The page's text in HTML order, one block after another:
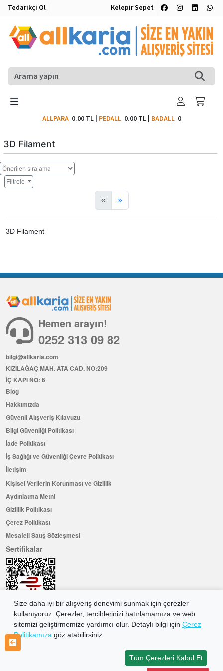
Tedarikçi Ol Kelepir Sepet
ALLPARA 0.00 TL| PEDALL 0.00 TL| BADALL0
3D Filament
Filtrele
« »
3D Filament
Size daha iyi bir alışveriş deneyimi sunmak için çerezler
kullanıyoruz. Çerezler, tercihlerinizi hatırlamamıza ve web
sitemizi geliştirmemize yardımcı olur. Detaylı bilgi için Çerez
Politikamıza göz atabilirsiniz.
Tüm Çerezleri Kabul Et
Hemen arayın!
0252 313 09 82
bilgi@allkaria.com
KIZILAĞAÇ MAH. ATA CAD. NO:209
İÇ KAPI NO: 6
Blog
Hakkımızda
Güvenli Alışveriş Kılavuzu
Bilgi Güvenliği Politikası
İade Politikası
İş Sağlığı ve Güvenliği Çevre Politikası
İletişim
Kişisel Verilerin Korunması ve Gizlilik
Aydınlatma Metni
Gizlilik Politikası
Çerez Politikası
Mesafeli Satış Sözleşmesi
Sertifikalar
Hemen Üye Olun ...ve 100 ₺ değerinde indirim kuponu kazanın